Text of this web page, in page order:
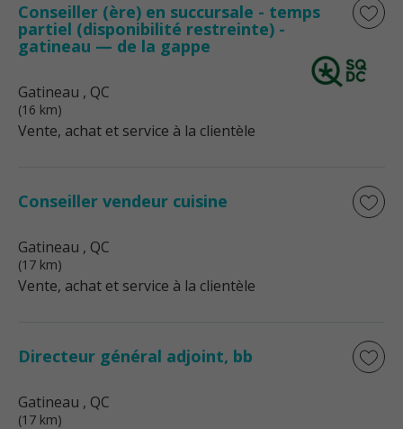
Conseiller (ère) en succursale - temps
partiel (disponibilité restreinte) -
gatineau — de la gappe
Gatineau , QC
(16 km)
Vente, achat et service à la clientèle
Conseiller vendeur cuisine
Gatineau , QC
(17 km)
Vente, achat et service à la clientèle
Directeur général adjoint, bb
Gatineau , QC
(17 km)